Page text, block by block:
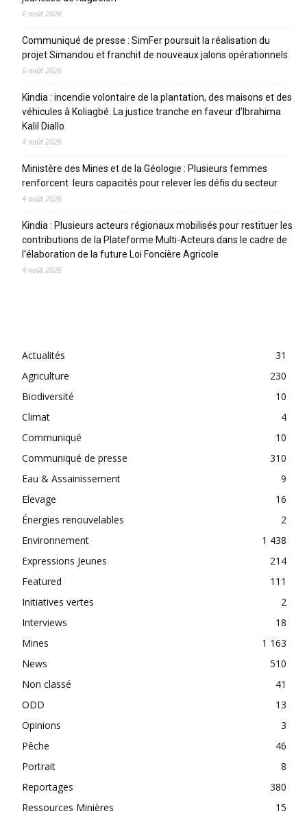
6 août 2026
Communiqué de presse : SimFer poursuit la réalisation du
projet Simandou et franchit de nouveaux jalons opérationnels
6 août 2026
Kindia : incendie volontaire de la plantation, des maisons et des
véhicules à Koliagbé. La justice tranche en faveur d’Ibrahima
Kalil Diallo
4 août 2026
Ministère des Mines et de la Géologie : Plusieurs femmes
renforcent leurs capacités pour relever les défis du secteur
4 août 2026
Kindia : Plusieurs acteurs régionaux mobilisés pour restituer les
contributions de la Plateforme Multi-Acteurs dans le cadre de
l’élaboration de la future Loi Foncière Agricole
4 août 2026
Actualités
31
Agriculture
230
Biodiversité
10
Climat
4
Communiqué
10
Communiqué de presse
310
Eau & Assainissement
9
Elevage
16
Énergies renouvelables
2
Environnement
1 438
Expressions Jeunes
214
Featured
111
Initiatives vertes
2
Interviews
18
Mines
1 163
News
510
Non classé
41
ODD
13
Opinions
3
Pêche
46
Portrait
8
Reportages
380
Ressources Minières
15